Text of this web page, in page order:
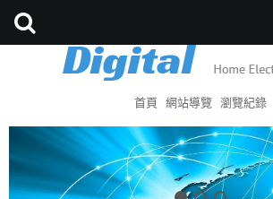
首頁 網站導覽 瀏覽紀錄